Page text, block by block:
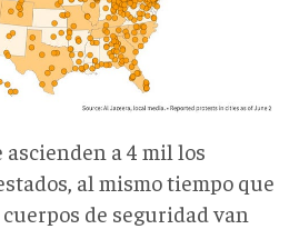
ascienden a 4 mil los
al mismo tiempo que
de seguridad van